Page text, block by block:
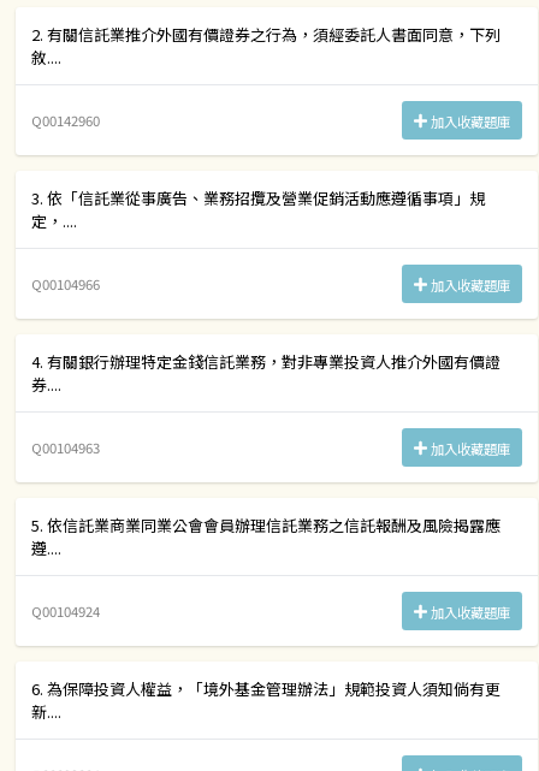
2. 有關信託業推介外國有價證券之行為，須經委託人書面同意，下列
敘....
Q00142960 加入收藏題庫
3. 依「信託業從事廣告、業務招攬及營業促銷活動應遵循事項」規
定，....
Q00104966 加入收藏題庫
4. 有關銀行辦理特定金錢信託業務，對非專業投資人推介外國有價證
券....
Q00104963 加入收藏題庫
5. 依信託業商業同業公會會員辦理信託業務之信託報酬及風險揭露應
遵....
Q00104924 加入收藏題庫
6. 為保障投資人權益，「境外基金管理辦法」規範投資人須知倘有更
新....